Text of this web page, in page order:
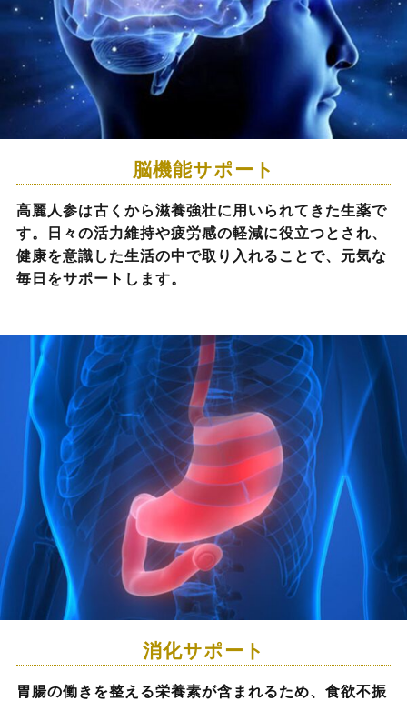
脳機能サポート
高麗人参は古くから滋養強壮に用いられてきた生薬で
す。日々の活力維持や疲労感の軽減に役立つとされ、
健康を意識した生活の中で取り入れることで、元気な
毎日をサポートします。
消化サポート
胃腸の働きを整える栄養素が含まれるため、食欲不振